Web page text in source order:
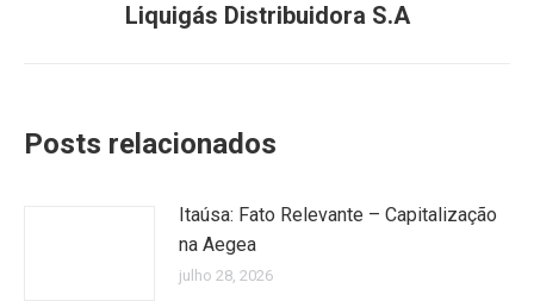
post:
Liquigás Distribuidora S.A
Posts relacionados
Itaúsa: Fato Relevante – Capitalização
na Aegea
julho 28, 2026